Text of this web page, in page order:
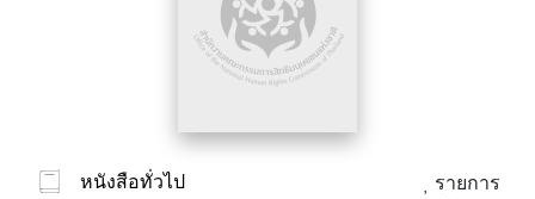
หนังสือทั่วไป
รายการ